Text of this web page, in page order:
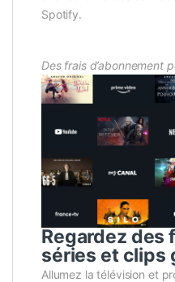
Spotify.
Des frais d’abonnement
Regardez des
séries et clips
Allumez la télévision et